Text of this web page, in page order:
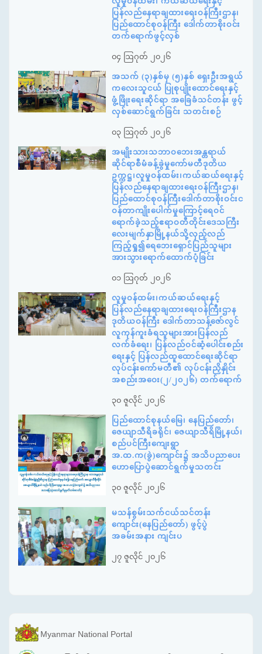
ပြန်လည်နေရာချထားရေးဝန်ကြီးဌာန၊
ပြည်ထောင်စုဝန်ကြီး ဒေါက်တာစိုးဝင်း
တက်ရောက်ဖွင့်လှစ်
၀၄ ဩဂုတ် ၂၀၂၆
အသက် (၃)နှစ်မှ (၅)နှစ် ရှေးဦးအရွယ်
ကလေးသူငယ် ပြုစုပျိုးထောင်ရေးနှင့်
ဖွံ့ဖြိုးရေးဆိုင်ရာ အခြေခံသင်တန်း ဖွင့်
လှစ်ဆောင်ရွက်ခြင်း သတင်းစဉ်
၀၃ ဩဂုတ် ၂၀၂၆
အမျိုးသားသဘာဝဘေးအန္တရာယ်
ဆိုင်ရာစီမံခန့်ခွဲမှုကော်မတီဒုတိယ
ဥက္ကဋ္ဌ၊လူမှုဝန်ထမ်း၊ကယ်ဆယ်ရေးနှင့်
ပြန်လည်နေရာချထားရေးဝန်ကြီးဌာန၊
ပြည်ထောင်စုဝန်ကြီးဒေါက်တာစိုးဝင်းင
ဝန်တာကျိုးပေါက်မှုကြောင့်ရေဝင်
ရောက်ခဲ့သည့်ဧရာဝတီတိုင်းဒေသကြီး
လေးမျက်နှာမြို့နယ်သို့လှည့်လည်
ကြည့်ရှု၍ရေဘေးရှောင်ပြည်သူများ
အားသွားရောက်ထောက်ပံ့ခြင်း
၀၁ ဩဂုတ် ၂၀၂၆
လူမှုဝန်ထမ်း၊ကယ်ဆယ်ရေးနှင့်
ပြန်လည်နေရာချထားရေးဝန်ကြီးဌာန
ဒုတိယဝန်ကြီး ဒေါက်တာသန့်ဇော်လွင်
လူကုန်ကူးခံရသူများအားပြန်လည်
လက်ခံရေး၊ ပြန်လည်ဝင်ဆံ့ပေါင်းစည်း
ရေးနှင့် ပြန်လည်ထူထောင်ရေးဆိုင်ရာ
လုပ်ငန်းကော်မတီ၏ လုပ်ငန်းညှိနှိုင်း
အစည်းအဝေး(၂/၂၀၂၆) တက်ရောက်
၃၀ ဇူလိုင် ၂၀၂၆
ပြည်ထောင်စုနယ်မြေ၊ နေပြည်တော်၊
ဇေယျာသီရိခရိုင်၊ ဇေယျာသီရိမြို့နယ်၊
စည်ပင်ကြီးကျေးရွာ
အ.ထ.က(ခွဲ)ကျောင်း၌ အသိပညာပေး
ဟောပြောပွဲဆောင်ရွက်မှုသတင်း
၃၀ ဇူလိုင် ၂၀၂၆
မသန်စွမ်းသက်ငယ်သင်တန်း
ကျောင်း(နေပြည်တော်) ဖွင့်ပွဲ
အခမ်းအနား ကျင်းပ
၂၇ ဇူလိုင် ၂၀၂၆
Myanmar National Portal